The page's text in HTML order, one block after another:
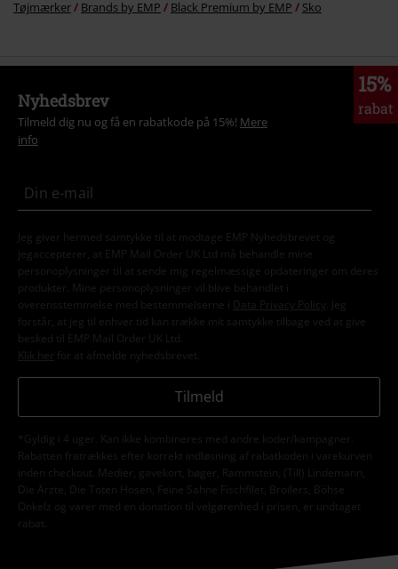
Tøjmærker Brands by EMP Black Premium by EMP Sko
15%
rabat
Nyhedsbrev
Tilmeld dig nu og få en rabatkode på 15%! Mere
info
Jeg giver hermed samtykke til at modtage EMP Nyhedsbrevet og
jegaccepterer, at EMP Mail Order UK Ltd må behandle mine
personoplysninger til at sende mig regelmæssige opdateringer om deres
produkter. Mine personoplysninger vil blive behandlet i
overensstemmelse med bestemmelserne i
Data Privacy Policy
. Jeg
forstår, at jeg til enhver tid kan trække mit samtykke tilbage ved at give
besked til EMP Mail Order UK Ltd.
Klik her
for at afmelde nyhedsbrevet.
Tilmeld
*Gyldig i 4 uger. Kan ikke kombineres med andre koder/kampagner.
Rabatten fratrækkes efter korrekt indløsning af rabatkoden i varekurven
inden checkout. Medier, gavekort, bøger, Rammstein, (Till) Lindemann,
Die Ärzte, Die Toten Hosen, Feine Sahne Fischfilet, Broilers, Böhse
Onkelz og varer med en donation til velgørenhed i prisen, er undtaget
rabat.